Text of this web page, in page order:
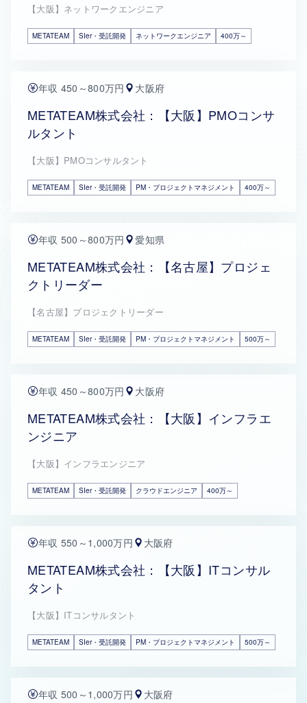
【大阪】ネットワークエンジニア
METATEAM SIer・受託開発 ネットワークエンジニア 400万～
年収 450～800万円 大阪府
METATEAM株式会社：【大阪】PMOコンサ
ルタント
【大阪】PMOコンサルタント
METATEAM SIer・受託開発 PM・プロジェクトマネジメント 400万～
年収 500～800万円 愛知県
METATEAM株式会社：【名古屋】プロジェ
クトリーダー
【名古屋】プロジェクトリーダー
METATEAM SIer・受託開発 PM・プロジェクトマネジメント 500万～
年収 450～800万円 大阪府
METATEAM株式会社：【大阪】インフラエ
ンジニア
【大阪】インフラエンジニア
METATEAM SIer・受託開発 クラウドエンジニア 400万～
年収 550～1,000万円 大阪府
METATEAM株式会社：【大阪】ITコンサル
タント
【大阪】ITコンサルタント
METATEAM SIer・受託開発 PM・プロジェクトマネジメント 500万～
年収 500～1,000万円 大阪府